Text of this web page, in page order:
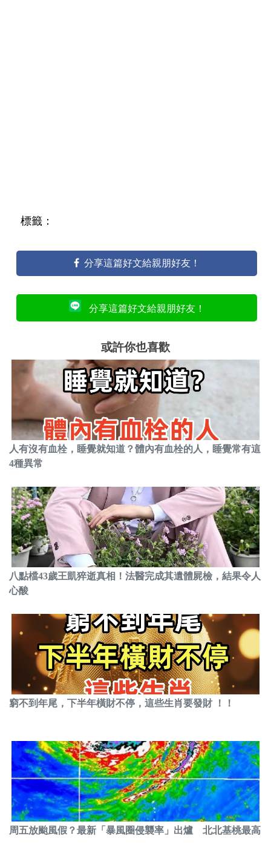
標籤：
分享這篇好文給親朋好友！
分享這篇好文給親朋好友！
或許你也喜歡
人有沒有血栓，睡覺就知道？體內有血栓的人，睡覺常有這
4種異常
八點檔43歲王凱猝逝真相！法醫完成其遺體屍檢，結果令人
心酸
窮不到年尾，下半年橫財不停，這些生肖要發財 ！！
周五放颱風假？最新「暴風圈侵襲率」出爐 北北基桃最高